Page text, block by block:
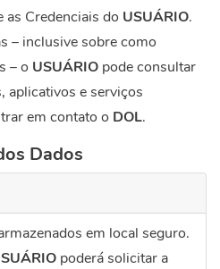
as Credenciais do USUÁRIO.
– inclusive sobre como
– o USUÁRIO pode consultar
aplicativos e serviços
em contato o DOL.
Dados
em local seguro.
poderá solicitar a